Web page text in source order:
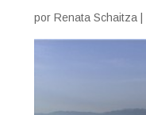
por Renata Schaitza|